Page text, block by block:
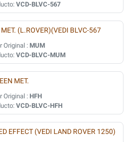
VCD-BLVC-567
MET. (L.ROVER)(VEDI BLVC-567
Original : MUM
VCD-BLVC-MUM
MET.
Original : HFH
VCD-BLVC-HFH
EFFECT (VEDI LAND ROVER 1250)